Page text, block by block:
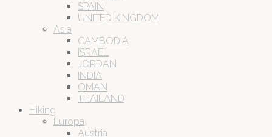
SPAIN
UNITED KINGDOM
Asia
CAMBODIA
ISRAEL
JORDAN
INDIA
OMAN
THAILAND
Hiking
Europa
Austria